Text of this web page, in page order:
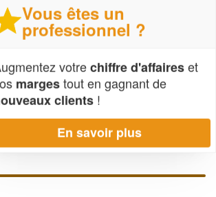
| Map data ©OpenStreetMap contributors,
Vous êtes un
professionnel ?
votrechiffre d'affaireset
margestout en gagnant de
clients !
En savoir plus